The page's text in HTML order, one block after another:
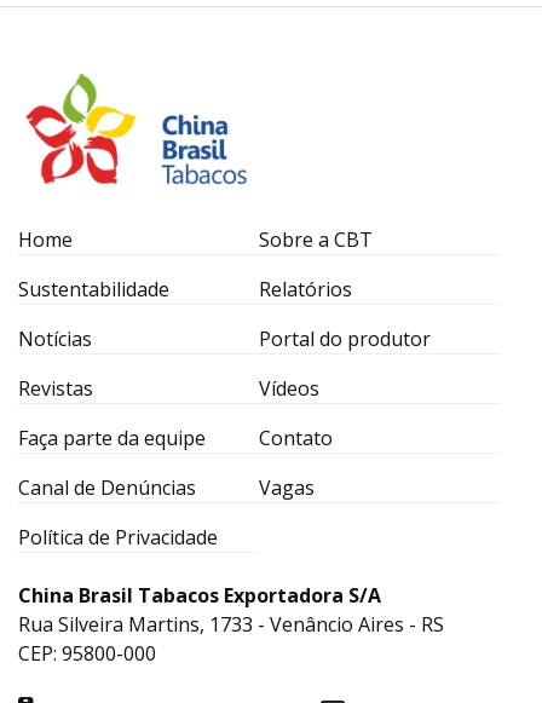
Home
Sobre a CBT
Sustentabilidade
Relatórios
Notícias
Portal do produtor
Revistas
Vídeos
Faça parte da equipe
Contato
Canal de Denúncias
Vagas
Política de Privacidade
China Brasil Tabacos Exportadora S/A
Rua Silveira Martins, 1733 - Venâncio Aires - RS
CEP: 95800-000